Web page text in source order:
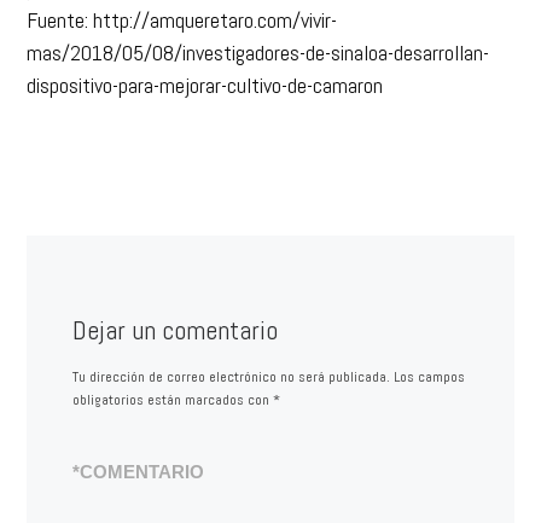
Fuente: http://amqueretaro.com/vivir-
mas/2018/05/08/investigadores-de-sinaloa-desarrollan-
dispositivo-para-mejorar-cultivo-de-camaron
Dejar un comentario
Tu dirección de correo electrónico no será publicada. Los campos
obligatorios están marcados con *
COMENTARIO
*